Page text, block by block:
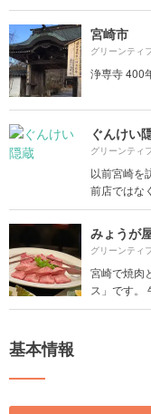
宮崎市
グリーンティ
浄専寺 400
ぐんけい
グリーンティ
以前宮崎を
前店ではな
みょうが
グリーンティ
宮崎で焼肉
ス」です。
基本情報